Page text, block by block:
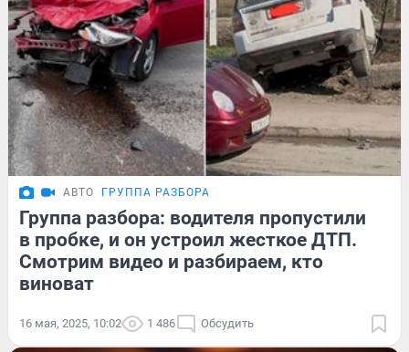
АВТО ГРУППА РАЗБОРА
Группа разбора: водителя пропустили
в пробке, и он устроил жесткое ДТП.
Смотрим видео и разбираем, кто
виноват
16 мая, 2025, 10:02 1 486 Обсудить